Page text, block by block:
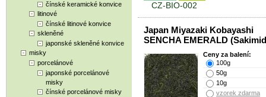
čínské keramické konvice
litinové
čínské litinové konvice
skleněné
japonské skleněné konvice
misky
porcelánové
japonské porcelánové
misky
čínské porcelánové misky
CZ-BIO-002
Japan Miyazaki Kobayashi
SENCHA EMERALD
Ceny za balení:
100g
50g
10g
vzorek zdarma